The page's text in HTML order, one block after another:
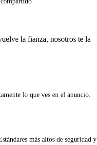
la fianza, nosotros te la
lo que ves en el anuncio.
más altos de seguridad y